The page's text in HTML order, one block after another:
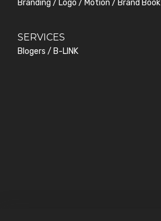
Branding / Logo / Motion / Brand Book
SERVICES
Blogers / B-LINK